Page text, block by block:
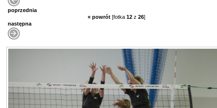
poprzednia
« powrót [fotka 12 z 26]
następna